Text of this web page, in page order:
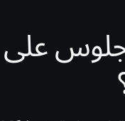
على